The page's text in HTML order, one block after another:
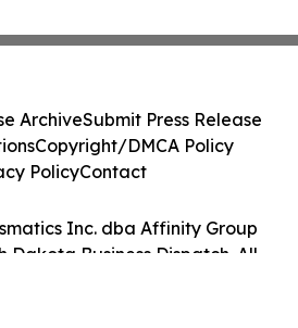
Inc. dba Affinity Group
Dakota Business Dispatch. All
ArchiveSubmit Press Release
Copyright/DMCA Policy
PolicyContact